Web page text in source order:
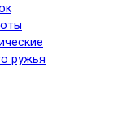
ружья